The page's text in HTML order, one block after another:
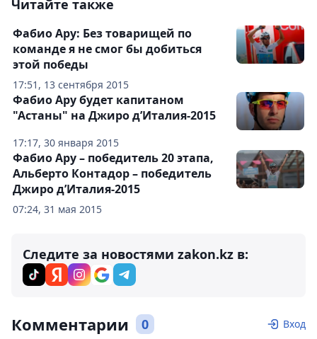
Читайте также
17:51, 13 сентября 2015
Фабио Ару: Без товарищей по
команде я не смог бы добиться
этой победы
17:17, 30 января 2015
Фабио Ару будет капитаном
"Астаны" на Джиро д’Италия-2015
07:24, 31 мая 2015
Фабио Ару – победитель 20 этапа,
Альберто Контадор – победитель
Джиро д’Италия-2015
Следите за новостями zakon.kz в:
Комментарии 0 Вход